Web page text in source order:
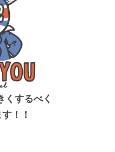
くするべく
！！